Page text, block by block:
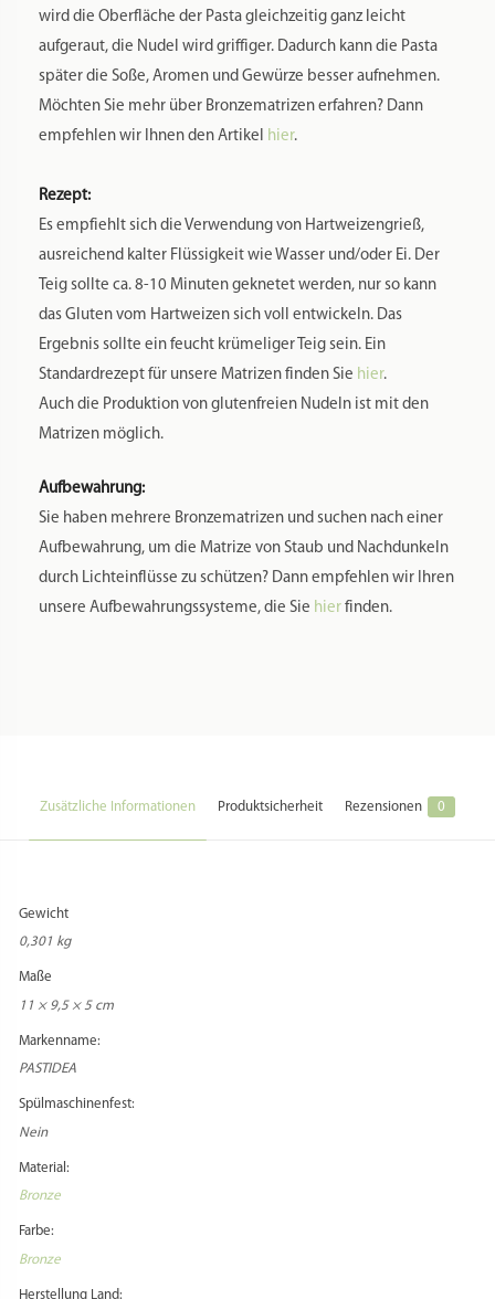
wird die Oberfläche der Pasta gleichzeitig ganz leicht
aufgeraut, die Nudel wird griffiger. Dadurch kann die Pasta
später die Soße, Aromen und Gewürze besser aufnehmen.
Möchten Sie mehr über Bronzematrizen erfahren? Dann
empfehlen wir Ihnen den Artikel hier.
Rezept:
Es empfiehlt sich die Verwendung von Hartweizengrieß,
ausreichend kalter Flüssigkeit wie Wasser und/oder Ei. Der
Teig sollte ca. 8-10 Minuten geknetet werden, nur so kann
das Gluten vom Hartweizen sich voll entwickeln. Das
Ergebnis sollte ein feucht krümeliger Teig sein. Ein
Standardrezept für unsere Matrizen finden Sie hier.
Auch die Produktion von glutenfreien Nudeln ist mit den
Matrizen möglich.
Aufbewahrung:
Sie haben mehrere Bronzematrizen und suchen nach einer
Aufbewahrung, um die Matrize von Staub und Nachdunkeln
durch Lichteinflüsse zu schützen? Dann empfehlen wir Ihren
unsere Aufbewahrungssysteme, die Sie hier finden.
Zusätzliche Informationen Produktsicherheit Rezensionen 0
Gewicht
0,301 kg
Maße
11 × 9,5 × 5 cm
Markenname:
PASTIDEA
Spülmaschinenfest:
Nein
Material:
Bronze
Farbe:
Bronze
Herstellung Land: